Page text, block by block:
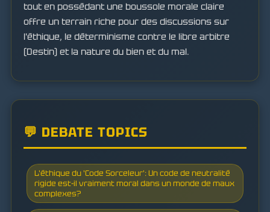
tout en possédant une boussole morale claire
offre un terrain riche pour des discussions sur
l'éthique, le déterminisme contre le libre arbitre
(Destin) et la nature du bien et du mal.
💬 DEBATE TOPICS
L'éthique du 'Code Sorceleur': Un code de neutralité
rigide est-il vraiment moral dans un monde de maux
complexes?